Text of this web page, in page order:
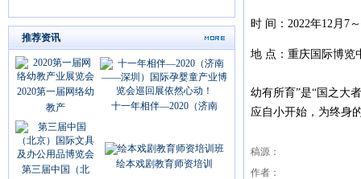
推荐资讯
2020第一届网络幼
教产
十一年相伴—2020（济南
第三届中国（北
绘本戏剧教育师资培训
时 间：2022年12月7
地 点：重庆国际博览
幼有所育”是“国之大
应自小开始，为终身
稿源：
作者：